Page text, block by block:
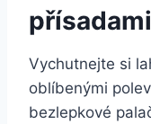
přísadami
Vychutnejte si
oblíbenými
bezlepkové